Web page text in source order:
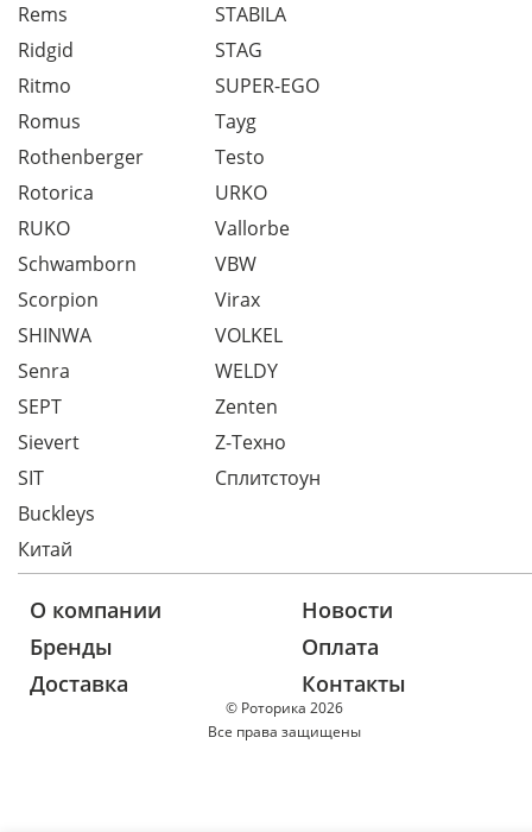
Rems
Ridgid
Ritmo
Romus
Rothenberger
Rotorica
RUKO
Schwamborn
Scorpion
SHINWA
Senra
SEPT
Sievert
SIT
STABILA
STAG
SUPER-EGO
Tayg
Testo
URKO
Vallorbe
VBW
Virax
VOLKEL
WELDY
Zenten
Z-Техно
Сплитстоун
Buckleys
Китай
© Роторика 2026
Все права защищены
О компании
Новости
Бренды
Оплата
Доставка
Контакты